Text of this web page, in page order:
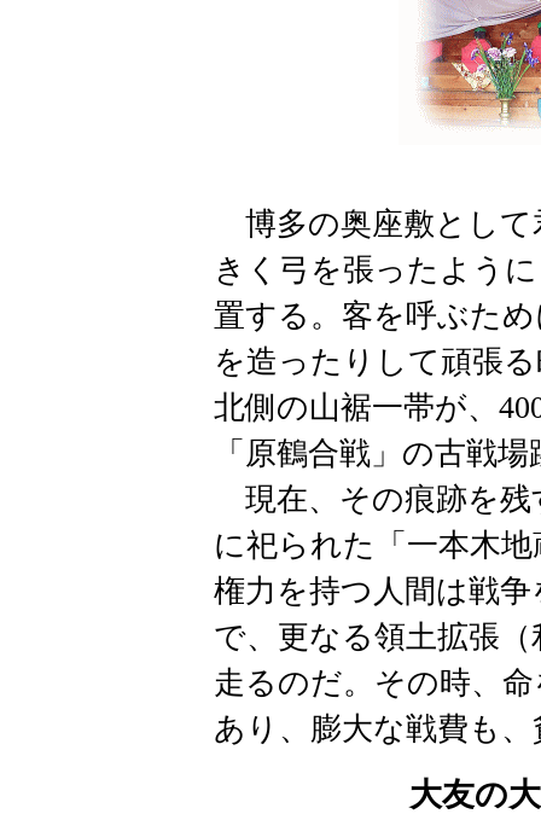
博多の奥座敷として
きく弓を張ったよう
置する。客を呼ぶた
を造ったりして頑張
北側の山裾一帯が、
「原鶴合戦」の古戦
現在、その痕跡を残
に祀られた「一本木
権力を持つ人間は戦
で、更なる領土拡張
走るのだ。その時、
あり、膨大な戦費も
大友の